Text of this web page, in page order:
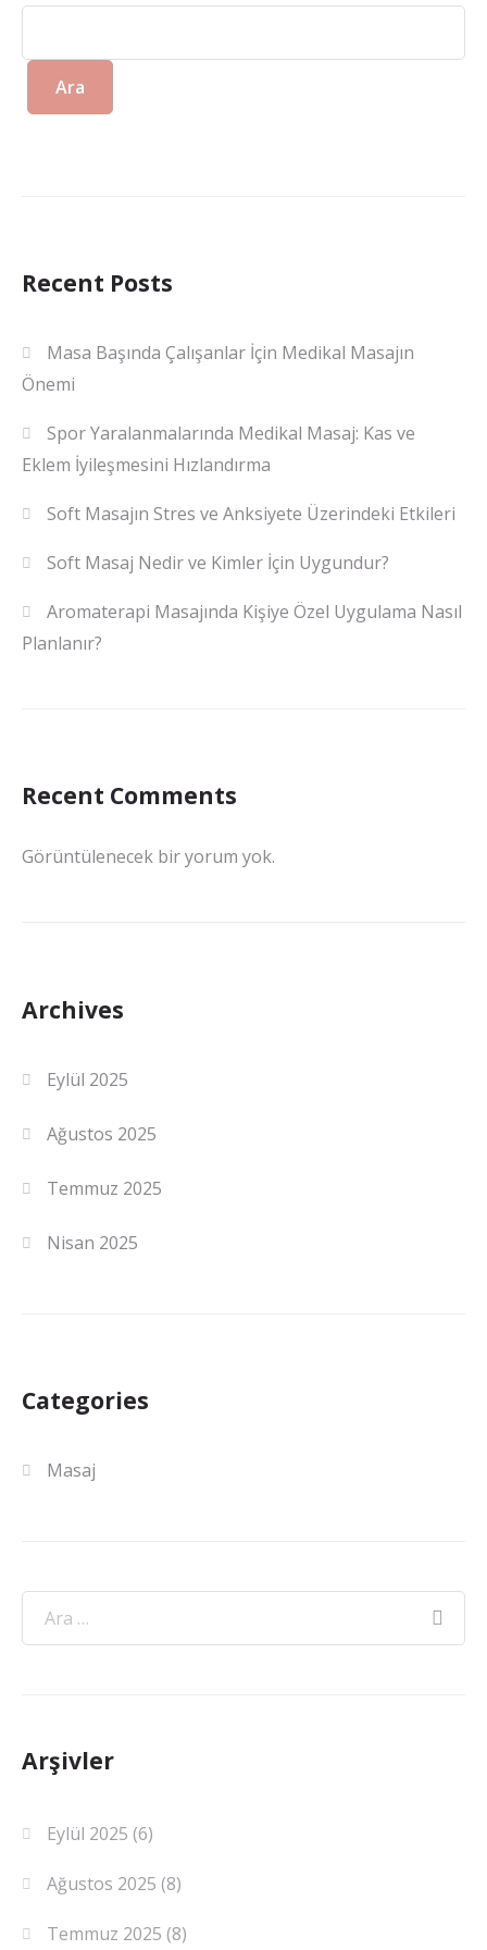
Ara
Recent Posts
Masa Başında Çalışanlar İçin Medikal Masajın
Önemi
Spor Yaralanmalarında Medikal Masaj: Kas ve
Eklem İyileşmesini Hızlandırma
Soft Masajın Stres ve Anksiyete Üzerindeki Etkileri
Soft Masaj Nedir ve Kimler İçin Uygundur?
Aromaterapi Masajında Kişiye Özel Uygulama Nasıl
Planlanır?
Recent Comments
Görüntülenecek bir yorum yok.
Archives
Eylül 2025
Ağustos 2025
Temmuz 2025
Nisan 2025
Categories
Masaj
Arşivler
Eylül 2025 (6)
Ağustos 2025 (8)
Temmuz 2025 (8)